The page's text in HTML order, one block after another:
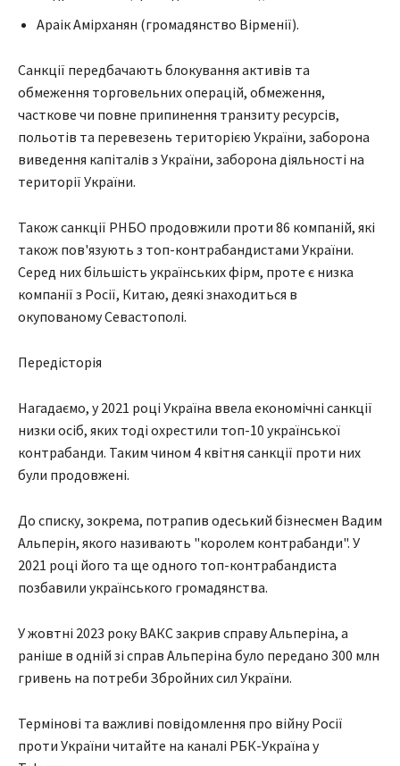
Араік Амірханян (громадянство Вірменії).
Санкції передбачають блокування активів та
обмеження торговельних операцій, обмеження,
часткове чи повне припинення транзиту ресурсів,
польотів та перевезень територією України, заборона
виведення капіталів з України, заборона діяльності на
території України.
Також санкції РНБО продовжили проти 86 компаній, які
також пов'язують з топ-контрабандистами України.
Серед них більшість українських фірм, проте є низка
компанії з Росії, Китаю, деякі знаходиться в
окупованому Севастополі.
Передісторія
Нагадаємо, у 2021 році Україна ввела економічні санкції
низки осіб, яких тоді охрестили топ-10 української
контрабанди. Таким чином 4 квітня санкції проти них
були продовжені.
До списку, зокрема, потрапив одеський бізнесмен Вадим
Альперін, якого називають "королем контрабанди". У
2021 році його та ще одного топ-контрабандиста
позбавили українського громадянства.
У жовтні 2023 року ВАКС закрив справу Альперіна, а
раніше в одній зі справ Альперіна було передано 300 млн
гривень на потреби Збройних сил України.
Термінові та важливі повідомлення про війну Росії
проти України читайте на каналі РБК-Україна у